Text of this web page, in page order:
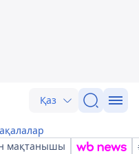
Қаз
мақтанышы